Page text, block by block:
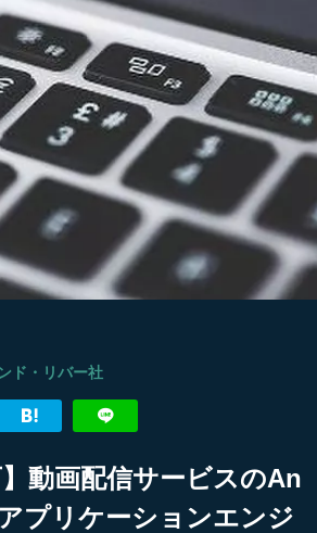
ド・リバー社
】動画配信サービスのAn
プリケーションエンジ